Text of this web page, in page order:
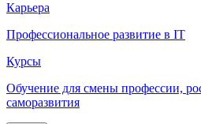
Карьера
Профессиональное развитие в IT
Курсы
Обучение для смены профессии,
саморазвития